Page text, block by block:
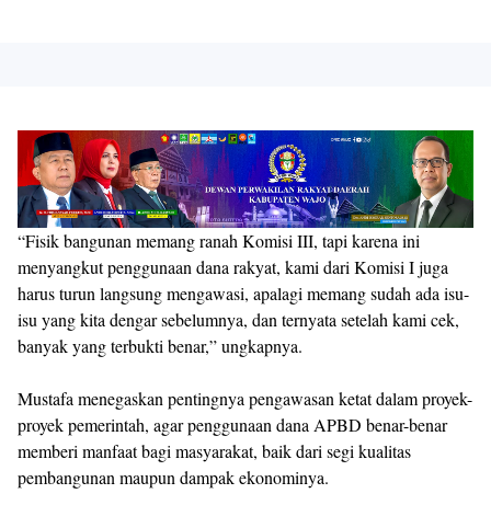
“Fisik bangunan memang ranah Komisi III, tapi karena ini
menyangkut penggunaan dana rakyat, kami dari Komisi I juga
harus turun langsung mengawasi, apalagi memang sudah ada isu-
isu yang kita dengar sebelumnya, dan ternyata setelah kami cek,
banyak yang terbukti benar,” ungkapnya.
Mustafa menegaskan pentingnya pengawasan ketat dalam proyek-
proyek pemerintah, agar penggunaan dana APBD benar-benar
memberi manfaat bagi masyarakat, baik dari segi kualitas
pembangunan maupun dampak ekonominya.